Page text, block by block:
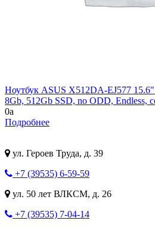
Ноутбук ASUS X512DA-EJ577
8Gb, 512Gb SSD, no ODD, Endless,
0a
Подробнее
ул. Героев Труда, д. 39
+7 (39535) 6-59-59
ул. 50 лет ВЛКСМ, д. 26
+7 (39535) 7-04-14